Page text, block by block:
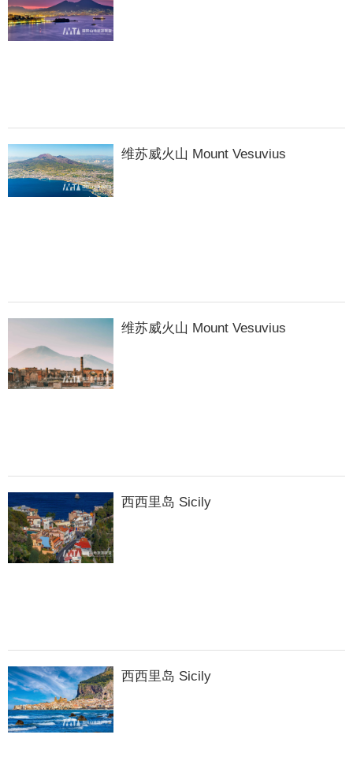
维苏威火山 Mount Vesuvius
维苏威火山 Mount Vesuvius
西西里岛 Sicily
西西里岛 Sicily